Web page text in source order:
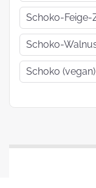
Schoko-Feige-
Schoko-
Schoko (vegan)